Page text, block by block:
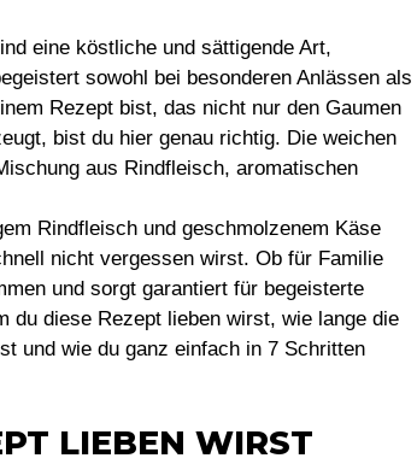
eine köstliche und sättigende Art,
sowohl bei besonderen Anlässen als
Rezept bist, das nicht nur den Gaumen
bist du hier genau richtig. Die weichen
aus Rindfleisch, aromatischen
Rindfleisch und geschmolzenem Käse
nicht vergessen wirst. Ob für Familie
und sorgt garantiert für begeisterte
du diese Rezept lieben wirst, wie lange die
und wie du ganz einfach in 7 Schritten
LIEBEN WIRST